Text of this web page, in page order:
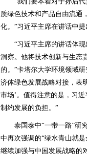
质绿色技术和产品自由流通
化。”习近平主席在讲话中
“习近平主席的讲话体现
洞察。他将技术创新与生态
的。”卡塔尔大学环境领域
济体绿色发展战略对接，表
市场’。值得注意的是，习
制约发展的负担。”
泰国泰中“一带一路”研究
中再次强调的“绿水青山就
继续加强与中国发展战略的